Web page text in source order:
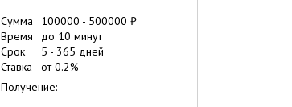
Сумма 100000 - 500000 ₽
Время
до 10 минут
Срок
5 - 365 дней
Ставка
от0.2%
Получение: